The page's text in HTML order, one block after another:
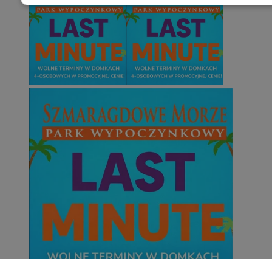
Niezbędne Wydajność
Niesklasyfikowane
Niezbędne Wydajność Targetowanie
Niezbędne pliki cookie umożliwiają korzystanie z podstawowych
takich jak logowanie użytkownika i zarządzanie kontem. Bez
można prawidłowo korzystać ze strony internetowej.
Nazwa
Domena
SessID